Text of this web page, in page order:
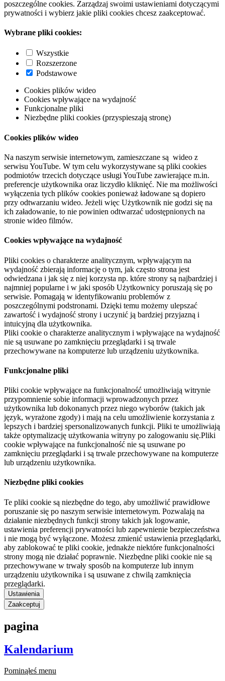
poszczególne cookies. Zarządzaj swoimi ustawieniami dotyczącymi
prywatności i wybierz jakie pliki cookies chcesz zaakceptować.
Wybrane pliki cookies:
Wszystkie
Rozszerzone
Podstawowe
Cookies plików wideo
Cookies wpływające na wydajność
Funkcjonalne pliki
Niezbędne pliki cookies (przyspieszają stronę)
Cookies plików wideo
Na naszym serwisie internetowym, zamieszczane są wideo z
serwisu YouTube. W tym celu wykorzystywane są pliki cookies
podmiotów trzecich dotyczące usługi YouTube zawierające m.in.
preferencje użytkownika oraz liczydło kliknięć. Nie ma możliwości
wyłączenia tych plików cookies ponieważ ładowane są dopiero
przy odtwarzaniu wideo. Jeżeli więc Użytkownik nie godzi się na
ich załadowanie, to nie powinien odtwarzać udostępnionych na
stronie wideo filmów.
Cookies wpływające na wydajność
Pliki cookies o charakterze analitycznym, wpływającym na
wydajność zbierają informację o tym, jak często strona jest
odwiedzana i jak się z niej korzysta np. które strony są najbardziej i
najmniej popularne i w jaki sposób Użytkownicy poruszają się po
serwisie. Pomagają w identyfikowaniu problemów z
poszczególnymi podstronami. Dzięki temu możemy ulepszać
zawartość i wydajność strony i uczynić ją bardziej przyjazną i
intuicyjną dla użytkownika.
Pliki cookie o charakterze analitycznym i wpływające na wydajność
nie są usuwane po zamknięciu przeglądarki i są trwale
przechowywane na komputerze lub urządzeniu użytkownika.
Funkcjonalne pliki
Pliki cookie wpływające na funkcjonalność umożliwiają witrynie
przypomnienie sobie informacji wprowadzonych przez
użytkownika lub dokonanych przez niego wyborów (takich jak
język, wyrażone zgody) i mają na celu umożliwienie korzystania z
lepszych i bardziej spersonalizowanych funkcji. Pliki te umożliwiają
także optymalizację użytkowania witryny po zalogowaniu się.Pliki
cookie wpływające na funkcjonalność nie są usuwane po
zamknięciu przeglądarki i są trwale przechowywane na komputerze
lub urządzeniu użytkownika.
Niezbędne pliki cookies
Te pliki cookie są niezbędne do tego, aby umożliwić prawidłowe
poruszanie się po naszym serwisie internetowym. Pozwalają na
działanie niezbędnych funkcji strony takich jak logowanie,
ustawienia preferencji prywatności lub zapewnienie bezpieczeństwa
i nie mogą być wyłączone. Możesz zmienić ustawienia przeglądarki,
aby zablokować te pliki cookie, jednakże niektóre funkcjonalności
strony mogą nie działać poprawnie. Niezbędne pliki cookie nie są
przechowywane w trwały sposób na komputerze lub innym
urządzeniu użytkownika i są usuwane z chwilą zamknięcia
przeglądarki.
Ustawienia
Zaakceptuj
pagina
Kalendarium
Pominąłeś menu